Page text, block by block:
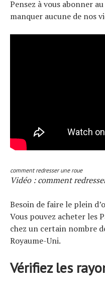
Pensez à vous abonner au
manquer aucune de nos
comment redresser une roue
Vidéo : comment
Besoin de faire le plein
Vous pouvez acheter les
chez un certain nombre
Royaume-Uni.
Vérifiez les